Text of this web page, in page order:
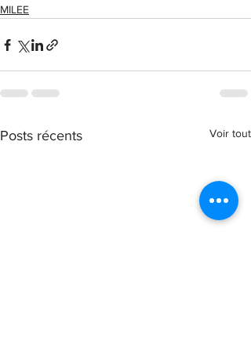
MILEE
Posts récents Voir tout